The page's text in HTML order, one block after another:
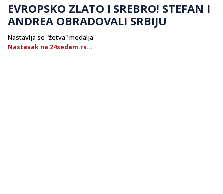
EVROPSKO ZLATO I SREBRO! STEFAN I
ANDREA OBRADOVALI SRBIJU
Nastavlja se "žetva" medalja
Nastavak na 24sedam.rs...